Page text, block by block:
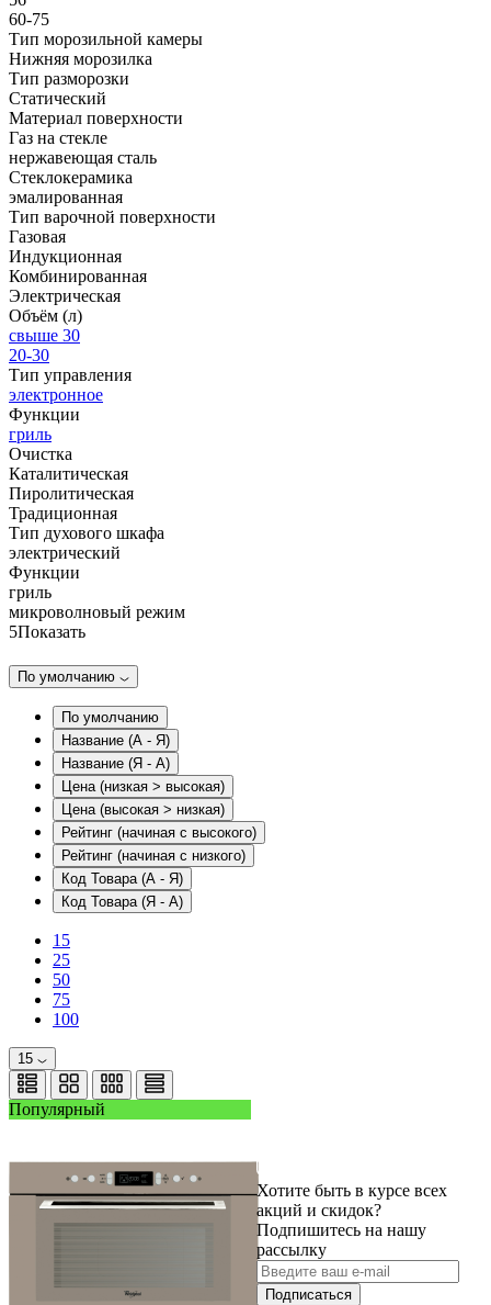
60-75
Тип морозильной камеры
Нижняя морозилка
Тип разморозки
Статический
Материал поверхности
Газ на стекле
нержавеющая сталь
Стеклокерамика
эмалированная
Тип варочной поверхности
Газовая
Индукционная
Комбинированная
Электрическая
Объём (л)
свыше 30
20-30
Тип управления
электронное
Функции
гриль
Очистка
Каталитическая
Пиролитическая
Традиционная
Тип духового шкафа
электрический
Функции
гриль
микроволновый режим
5Показать
По умолчанию
По умолчанию
Название (А - Я)
Название (Я - А)
Цена (низкая > высокая)
Цена (высокая > низкая)
Рейтинг (начиная с высокого)
Рейтинг (начиная с низкого)
Код Товара (А - Я)
Код Товара (Я - А)
15
25
50
75
100
15
Популярный
Хотите быть в курсе всех
акций и скидок?
Подпишитесь на нашу
рассылку
Подписаться